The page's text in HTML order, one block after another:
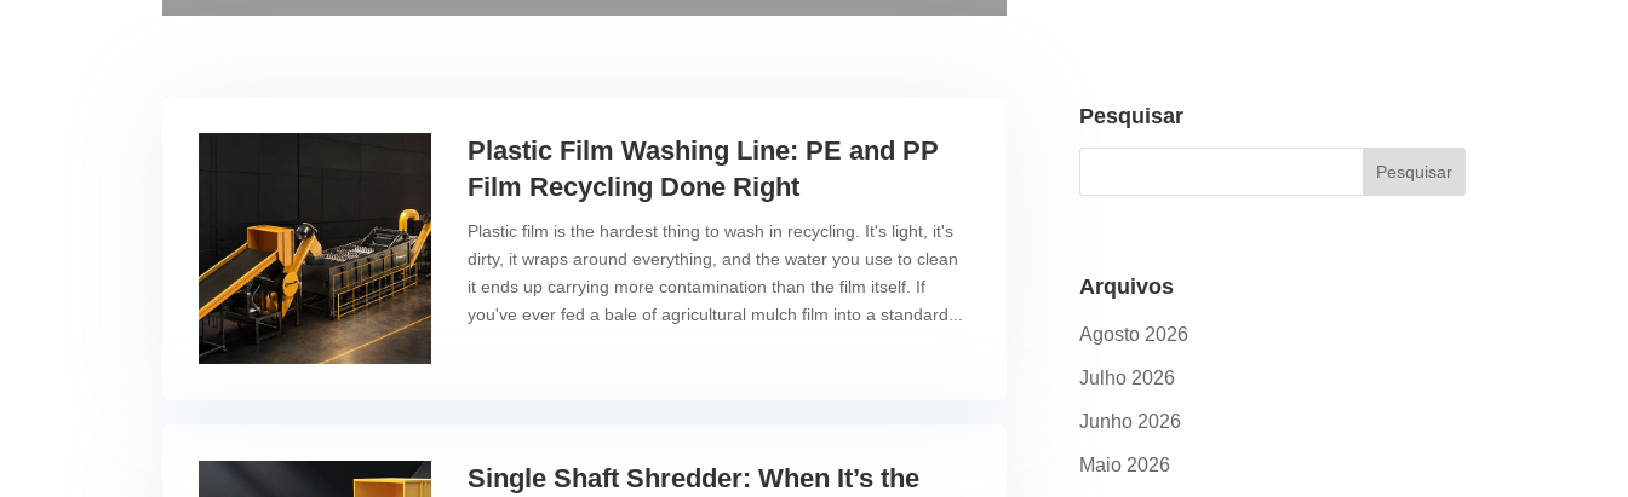
Plastic Film Washing Line: PE and PP
Film Recycling Done Right
Plastic film is the hardest thing to wash in recycling. It's light, it's
dirty, it wraps around everything, and the water you use to clean
it ends up carrying more contamination than the film itself. If
you've ever fed a bale of agricultural mulch film into a standard...
Single Shaft Shredder: When It’s the
Pesquisar
Arquivos
Agosto 2026
Julho 2026
Junho 2026
Maio 2026